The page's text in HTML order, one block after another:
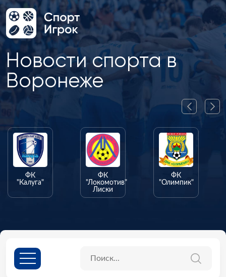
Новости спорта в
Воронеже
ФК
"Калуга"
ФК
"Локомотив"
Лиски
ФК
"Олимпик"